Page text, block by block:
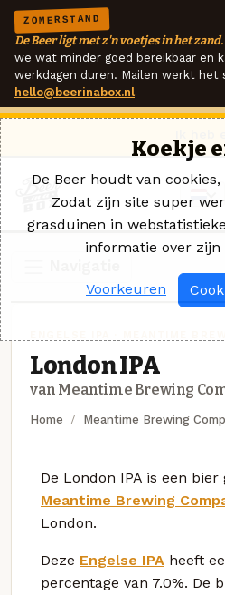
ZOMERSTAND
De Beer ligt met z'n voetjes in het zand.
we wat minder goed bereikbaar en
werkdagen duren. Mailen werkt het
hello@beerinabox.nl
London IPA
van Meantime Brewing
Home Meantime Brewing
De London IPA is een
Meantime Brewing
London.
Deze Engelse IPA heeft
percentage van 7.0%. De
Koekje
De Beer houdt van
Zodat zijn site super
grasduinen in
informatie over zijn
Voorkeuren